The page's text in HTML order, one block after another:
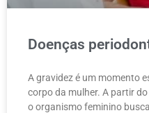
Doenças
A gravidez é um momento
corpo da mulher. A partir
o organismo feminino